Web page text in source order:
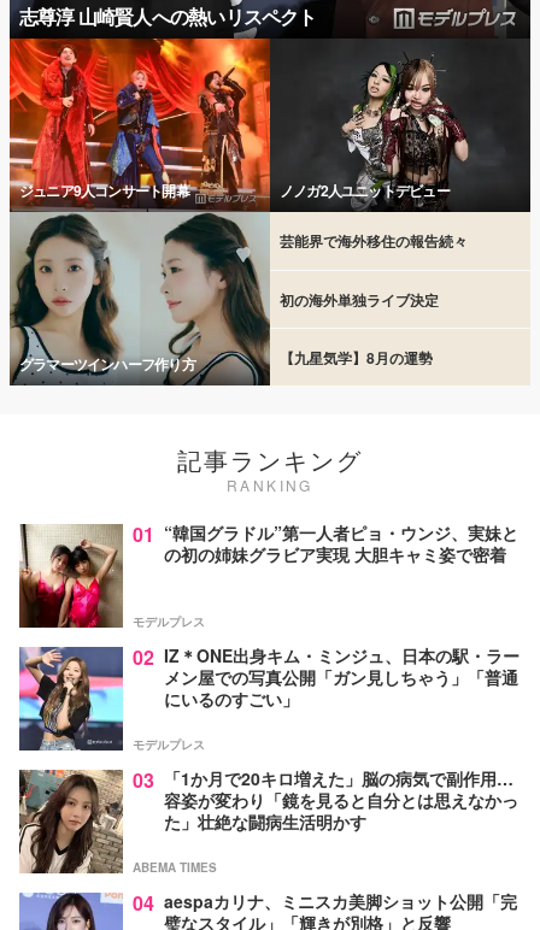
志尊淳 山崎賢人への熱いリスペクト
ジュニア9人コンサート開幕 ノノガ2人ユニットデビュー
グラマーツインハーフ作り方
芸能界で海外移住の報告続々
初の海外単独ライブ決定
【九星気学】8月の運勢
記事ランキング
RANKING
01 “韓国グラドル”第一人者ピョ・ウンジ、実妹と
の初の姉妹グラビア実現 大胆キャミ姿で密着
モデルプレス
02 IZ＊ONE出身キム・ミンジュ、日本の駅・ラー
メン屋での写真公開「ガン見しちゃう」「普通
にいるのすごい」
モデルプレス
03
「1か月で20キロ増えた」脳の病気で副作用…
容姿が変わり「鏡を見ると自分とは思えなかっ
た」壮絶な闘病生活明かす
ABEMA TIMES
04 aespaカリナ、ミニスカ美脚ショット公開「完
璧なスタイル」「輝きが別格」と反響